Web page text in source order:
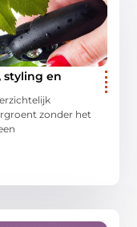
styling en
zonder het